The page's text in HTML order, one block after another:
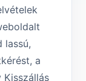
lassú,
a
Kisszállás